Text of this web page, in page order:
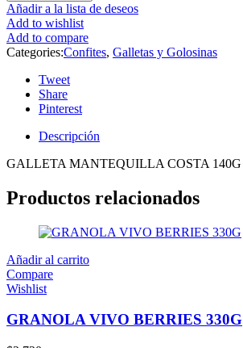
Añadir a la lista de deseos
Add to wishlist
Add to compare
Categories:Confites, Galletas y Golosinas
Tweet
Share
Pinterest
Descripción
GALLETA MANTEQUILLA COSTA 140G
Productos relacionados
Añadir al carrito
Compare
Wishlist
GRANOLA VIVO BERRIES 330G